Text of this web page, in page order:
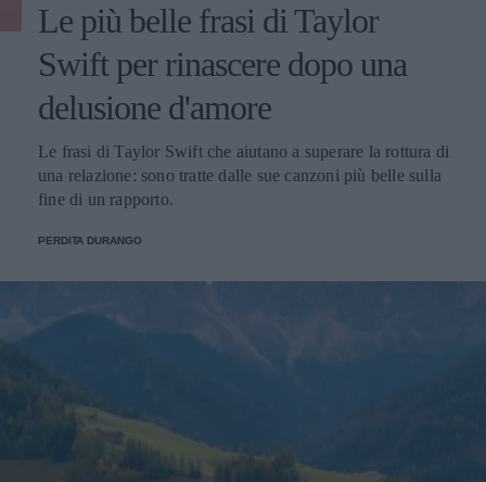
Le più belle frasi di Taylor
Swift per rinascere dopo una
delusione d'amore
Le frasi di Taylor Swift che aiutano a superare la rottura di
una relazione: sono tratte dalle sue canzoni più belle sulla
fine di un rapporto.
PERDITA DURANGO